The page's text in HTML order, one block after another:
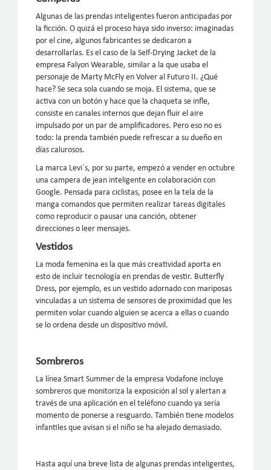
Algunas de las prendas inteligentes fueron anticipadas por
la ficción. O quizá el proceso haya sido inverso: imaginadas
por el cine, algunos fabricantes se dedicaron a
desarrollarlas. Es el caso de la Self-Drying Jacket de la
empresa Falyon Wearable, similar a la que usaba el
personaje de Marty McFly en Volver al Futuro II. ¿Qué
hace? Se seca sola cuando se moja. El sistema, que se
activa con un botón y hace que la chaqueta se infle,
consiste en canales internos que dejan fluir el aire
impulsado por un par de amplificadores. Pero eso no es
todo: la prenda también puede refrescar a su dueño en
días calurosos.
La marca Levi´s, por su parte, empezó a vender en octubre
una campera de jean inteligente en colaboración con
Google. Pensada para ciclistas, posee en la tela de la
manga comandos que permiten realizar tareas digitales
como reproducir o pausar una canción, obtener
direcciones o leer mensajes.
Vestidos
La moda femenina es la que más creatividad aporta en
esto de incluir tecnología en prendas de vestir. Butterfly
Dress, por ejemplo, es un vestido adornado con mariposas
vinculadas a un sistema de sensores de proximidad que les
permiten volar cuando alguien se acerca a ellas o cuando
se lo ordena desde un dispositivo móvil.
Sombreros
La línea Smart Summer de la empresa Vodafone incluye
sombreros que monitoriza la exposición al sol y alertan a
través de una aplicación en el teléfono cuando ya sería
momento de ponerse a resguardo. También tiene modelos
infantiles que avisan si el niño se ha alejado demasiado.
Hasta aquí una breve lista de algunas prendas inteligentes,